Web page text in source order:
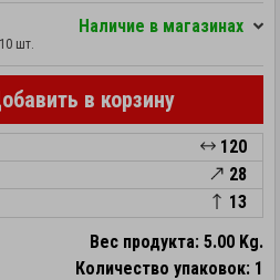
шт.
Hаличие в магазинах
в корзину
120
28
13
Вес продукта: 5.00 Kg.
Количество упаковок: 1